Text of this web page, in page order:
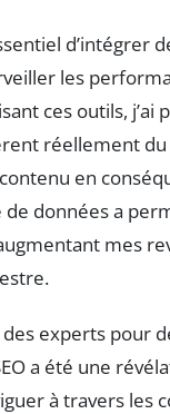
d’intégrer
les
ces outils, j’ai
réellement
en
de données a
mes
experts pour
a été une
à travers les